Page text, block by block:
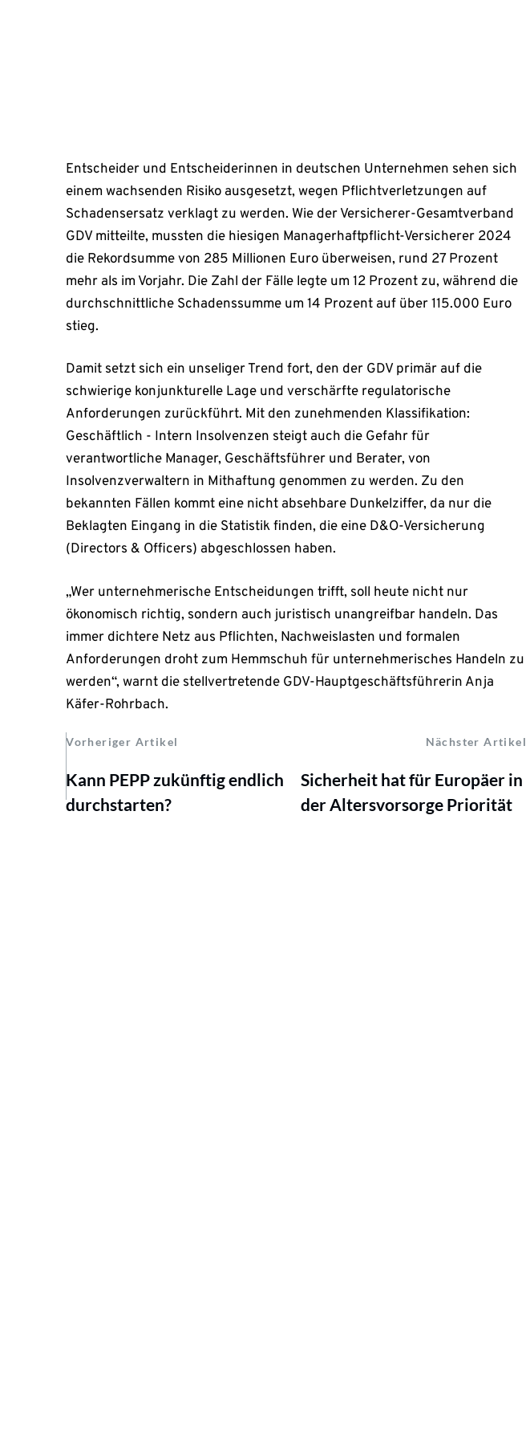
Entscheider und Entscheiderinnen in deutschen Unternehmen sehen sich
einem wachsenden Risiko ausgesetzt, wegen Pflichtverletzungen auf
Schadensersatz verklagt zu werden. Wie der Versicherer-Gesamtverband
GDV mitteilte, mussten die hiesigen Managerhaftpflicht-Versicherer 2024
die Rekordsumme von 285 Millionen Euro überweisen, rund 27 Prozent
mehr als im Vorjahr. Die Zahl der Fälle legte um 12 Prozent zu, während die
durchschnittliche Schadenssumme um 14 Prozent auf über 115.000 Euro
stieg.
Damit setzt sich ein unseliger Trend fort, den der GDV primär auf die
schwierige konjunkturelle Lage und verschärfte regulatorische
Anforderungen zurückführt. Mit den zunehmenden Klassifikation:
Geschäftlich - Intern Insolvenzen steigt auch die Gefahr für
verantwortliche Manager, Geschäftsführer und Berater, von
Insolvenzverwaltern in Mithaftung genommen zu werden. Zu den
bekannten Fällen kommt eine nicht absehbare Dunkelziffer, da nur die
Beklagten Eingang in die Statistik finden, die eine D&O-Versicherung
(Directors & Officers) abgeschlossen haben.
„Wer unternehmerische Entscheidungen trifft, soll heute nicht nur
ökonomisch richtig, sondern auch juristisch unangreifbar handeln. Das
immer dichtere Netz aus Pflichten, Nachweislasten und formalen
Anforderungen droht zum Hemmschuh für unternehmerisches Handeln zu
werden“, warnt die stellvertretende GDV-Hauptgeschäftsführerin Anja
Käfer-Rohrbach.
Vorheriger Artikel Nächster Artikel
Kann PEPP zukünftig endlich
durchstarten?
Sicherheit hat für Europäer in
der Altersvorsorge Priorität